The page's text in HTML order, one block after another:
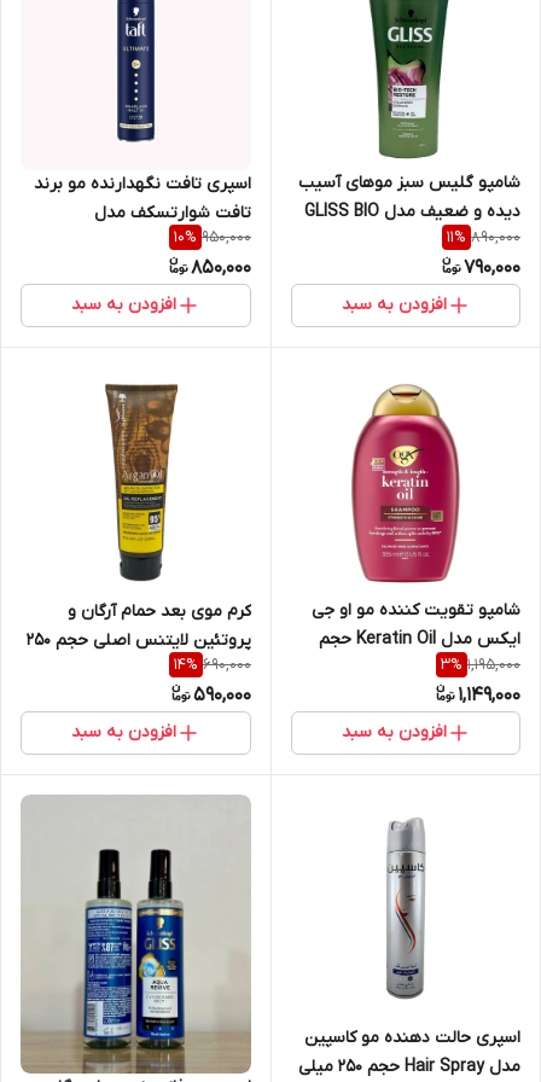
شامپو گلیس سبز موهای آسیب
دیده و ضعیف مدل GLISS BIO
TECH RESTORE حجم ۳۷۰ میل
890,000
11%
790,000
افزودن به سبد
اسپری تافت نگهدارنده مو برند
تافت شوارتسکف مدل
+Ultimate 5 حجم ۲۵۰ میل
950,000
10%
850,000
افزودن به سبد
شامپو تقویت کننده مو او جی
ایکس مدل Keratin Oil حجم
385 میلی لیتر
1,195,000
3%
1,149,000
افزودن به سبد
کرم موی بعد حمام آرگان و
پروتئین لایتنس اصلی حجم ۲۵۰
میل
690,000
14%
590,000
افزودن به سبد
اسپری حالت دهنده مو کاسپین
مدل Hair Spray حجم 250 میلی